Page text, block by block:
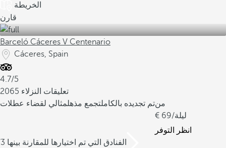
الخريطة
قارن
Barceló Cáceres V Centenario
Cáceres, Spain
4.7/5
2065 تعليقات النزلاء
تم تجديده بالكاملتجمع مذهلمثالي لقضاء عطلات
من
69 /ليلة
انظر التوفر
/3 الفنادق التي تم اختيارها للمقارنة بينها